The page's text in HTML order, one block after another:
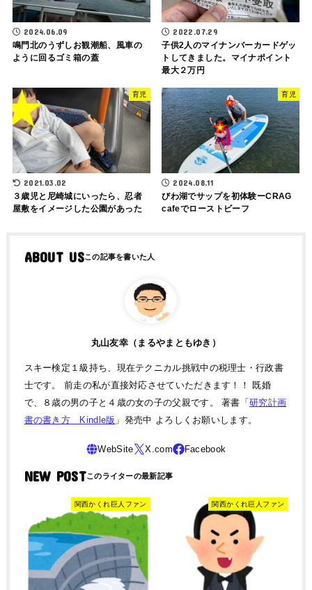
2024.06.09
鳴門北のうずしお観潮船、風車の
ように回るゴミ箱の蓋
2022.07.29
子供2人のマイナンバーカードゲッ
トしてきました。マイナポイント
最大２万円
育児
2021.03.02
３歳児と尼崎城にいったら、忍者
屋敷をイメージした公園があった
育児
2024.08.11
びわ湖でサップを初体験ーCRAG
cafeでローストビーフ
ABOUT US
丸山友幸（まるやまともゆき）
スキー検定１級持ち、現在テクニカル挑戦中の税理士・行政書
士です。 前走の私が直接対応させていただきます！！ 既婚
で、８歳の男の子と４歳の女の子の父親です。 著書「研究計画
書の書き方 Kindle版 」発売中 よろしくお願いします。
NEW POST
関西かくれ巨人ファン 関西かくれ巨人ファン